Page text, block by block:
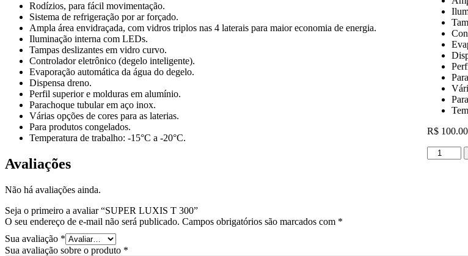
R$
SUPER
LUXIS
Rodízios, para fácil movimentação.
Sistema de refrigeração por ar forçado.
Ampla área envidraçada, com vidros triplos nas 4 laterais para maior economia de energia.
Iluminação interna com LEDs.
Tampas deslizantes em vidro curvo.
Controlador eletrônico (degelo inteligente).
Evaporação automática da água do degelo.
Dispensa dreno.
Perfil superior e molduras em alumínio.
Parachoque tubular em aço inox.
Várias opções de cores para as laterias.
Para produtos congelados.
Temperatura de trabalho: -15°C a -20°C.
Avaliações
Não há avaliações ainda.
Seja o primeiro a avaliar “SUPER LUXIS T 300”
O seu endereço de e-mail não será publicado. Campos obrigatórios são marcados com *
Sua avaliação *
Sua avaliação sobre o produto *